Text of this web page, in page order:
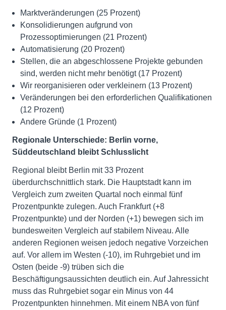
Marktveränderungen (25 Prozent)
Konsolidierungen aufgrund von
Prozessoptimierungen (21 Prozent)
Automatisierung (20 Prozent)
Stellen, die an abgeschlossene Projekte gebunden
sind, werden nicht mehr benötigt (17 Prozent)
Wir reorganisieren oder verkleinern (13 Prozent)
Veränderungen bei den erforderlichen Qualifikationen
(12 Prozent)
Andere Gründe (1 Prozent)
Regionale Unterschiede: Berlin vorne,
Süddeutschland bleibt Schlusslicht
Regional bleibt Berlin mit 33 Prozent
überdurchschnittlich stark. Die Hauptstadt kann im
Vergleich zum zweiten Quartal noch einmal fünf
Prozentpunkte zulegen. Auch Frankfurt (+8
Prozentpunkte) und der Norden (+1) bewegen sich im
bundesweiten Vergleich auf stabilem Niveau. Alle
anderen Regionen weisen jedoch negative Vorzeichen
auf. Vor allem im Westen (-10), im Ruhrgebiet und im
Osten (beide -9) trüben sich die
Beschäftigungsaussichten deutlich ein. Auf Jahressicht
muss das Ruhrgebiet sogar ein Minus von 44
Prozentpunkten hinnehmen. Mit einem NBA von fünf